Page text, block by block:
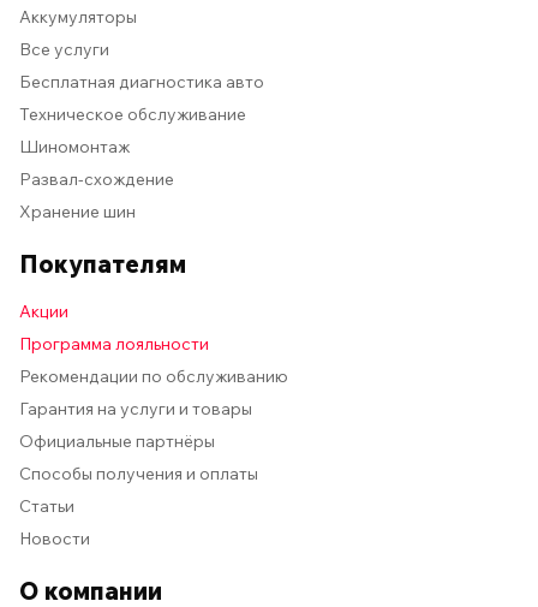
Аккумуляторы
Все услуги
Бесплатная диагностика авто
Техническое обслуживание
Шиномонтаж
Развал-схождение
Хранение шин
Покупателям
Акции
Программа лояльности
Рекомендации по обслуживанию
Гарантия на услуги и товары
Официальные партнёры
Способы получения и оплаты
Статьи
Новости
О компании